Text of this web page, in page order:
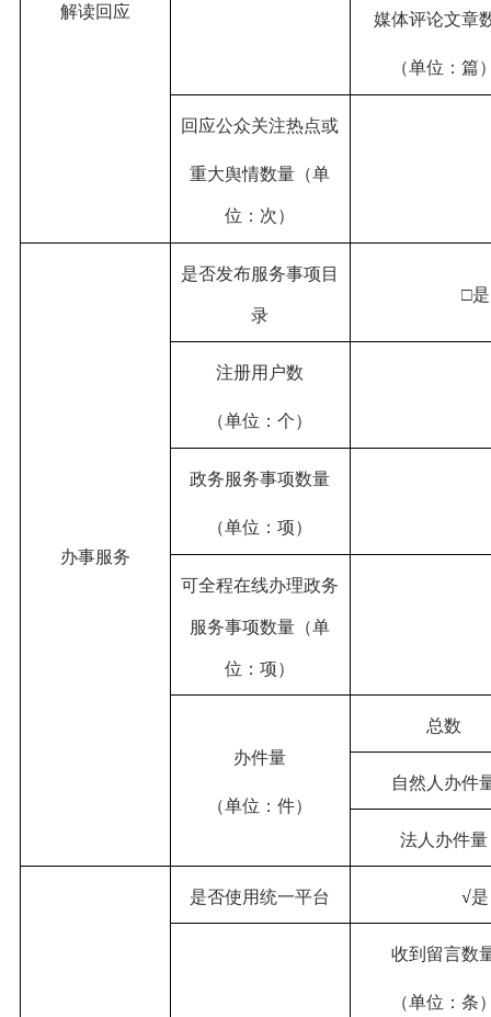
解读回应 媒体评论文章
（单位：篇
回应公众关注热点或
重大舆情数量（单
位：次）
办事服务
是否发布服务事项目
录
注册用户数
（单位：个）
政务服务事项数量
（单位：项）
可全程在线办理政务
服务事项数量（单
位：项）
办件量
（单位：件）
总数
自然人办件
法人办件量
是否使用统一平台 √
收到留言数
（单位：条